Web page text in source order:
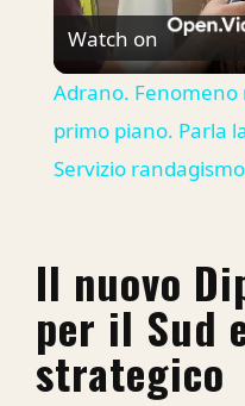
Watch on
Adrano.
primo piano. Parla
Servizio
Il nuovo
per il Sud
strategico